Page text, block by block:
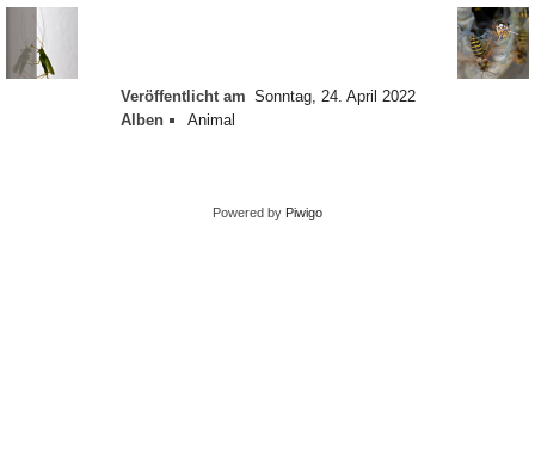
Veröffentlicht am Sonntag, 24. April 2022
Alben
Animal
Powered by Piwigo